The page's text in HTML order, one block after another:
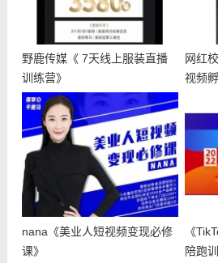
野鹿传媒《 7天线上服装直播
训练营》
网红
视频
nana《美业人短视频变现必修
课》
《
陪跑